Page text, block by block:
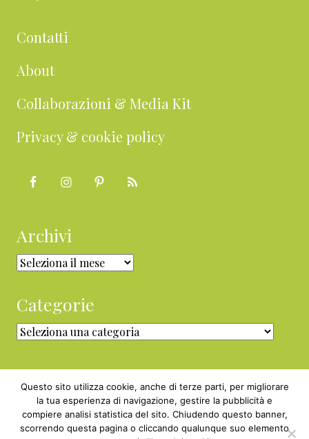
Contatti
About
Collaborazioni & Media Kit
Privacy & cookie policy
Archivi
Archivi
Categorie
Categorie
Copyright © 2010 - 2026 BabyGreen™ ·
Questo sito utilizza cookie, anche di terze parti, per migliorare
la tua esperienza di navigazione, gestire la pubblicità e
compiere analisi statistica del sito. Chiudendo questo banner,
scorrendo questa pagina o cliccando qualunque suo elemento